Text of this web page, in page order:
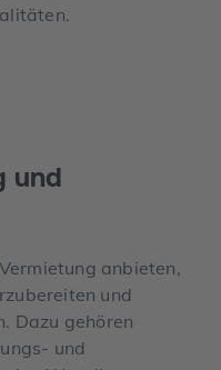
und
anbieten,
und
Dazu gehören
und